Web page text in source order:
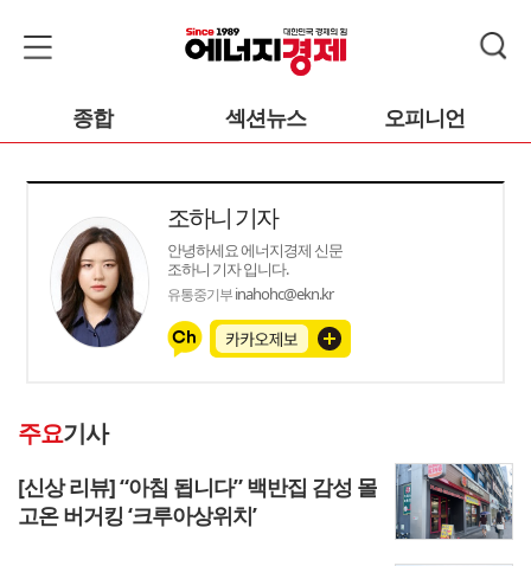
종합 섹션뉴스 오피니언
조하니 기자
안녕하세요 에너지경제 신문
조하니 기자 입니다.
유통중기부inahohc@ekn.kr
주요기사
[신상 리뷰] “아침 됩니다” 백반집 감성 몰
고온 버거킹 ‘크루아상위치’